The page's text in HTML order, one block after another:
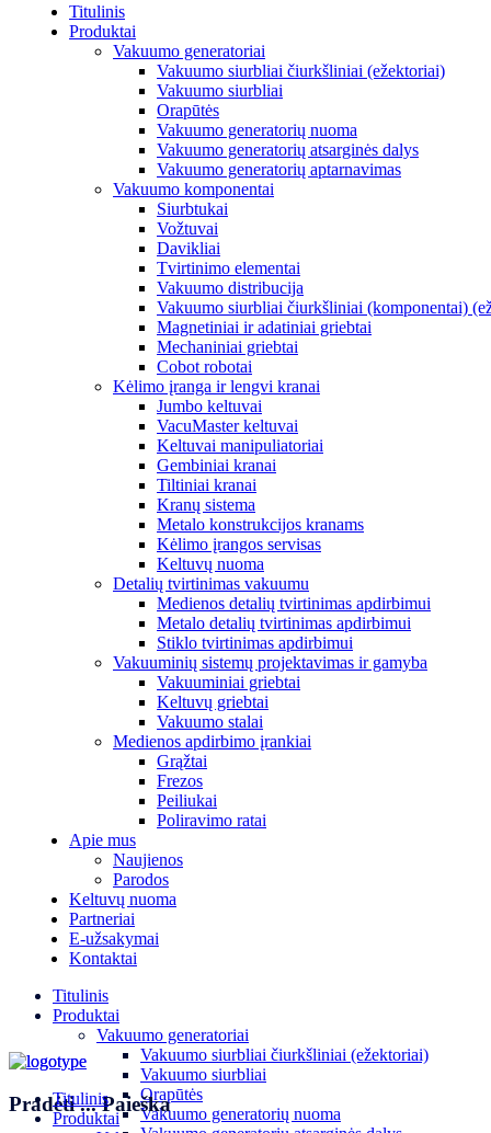
Titulinis
Produktai
Vakuumo generatoriai
Vakuumo siurbliai čiurkšliniai (ežektoriai)
Vakuumo siurbliai
Orapūtės
Vakuumo generatorių nuoma
Vakuumo generatorių atsarginės dalys
Vakuumo generatorių aptarnavimas
Vakuumo komponentai
Siurbtukai
Vožtuvai
Davikliai
Tvirtinimo elementai
Vakuumo distribucija
Vakuumo siurbliai čiurkšliniai (komponentai)
Magnetiniai ir adatiniai griebtai
Mechaniniai griebtai
Cobot robotai
Kėlimo įranga ir lengvi kranai
Jumbo keltuvai
VacuMaster keltuvai
Keltuvai manipuliatoriai
Gembiniai kranai
Tiltiniai kranai
Kranų sistema
Metalo konstrukcijos kranams
Kėlimo įrangos servisas
Keltuvų nuoma
Detalių tvirtinimas vakuumu
Medienos detalių tvirtinimas apdirbimui
Metalo detalių tvirtinimas apdirbimui
Stiklo tvirtinimas apdirbimui
Vakuuminių sistemų projektavimas ir gamyba
Vakuuminiai griebtai
Keltuvų griebtai
Vakuumo stalai
Medienos apdirbimo įrankiai
Grąžtai
Frezos
Peiliukai
Poliravimo ratai
Apie mus
Naujienos
Parodos
Keltuvų nuoma
Partneriai
E-užsakymai
Kontaktai
Titulinis
Produktai
Vakuumo generatoriai
Vakuumo siurbliai čiurkšliniai (ežektoriai)
Vakuumo siurbliai
Orapūtės
Vakuumo generatorių nuoma
Pradėti...Paieška
Titulinis
Produktai